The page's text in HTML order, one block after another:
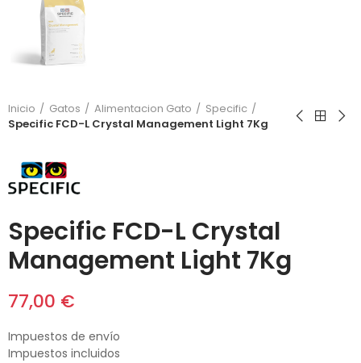
Inicio Gatos Alimentacion Gato
Specific
Specific FCD-L Crystal Management Light 7Kg
Specific FCD-L Crystal
Management Light 7Kg
77,00 €
Impuestos de envío
Impuestos incluidos